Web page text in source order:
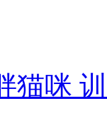
猫咪